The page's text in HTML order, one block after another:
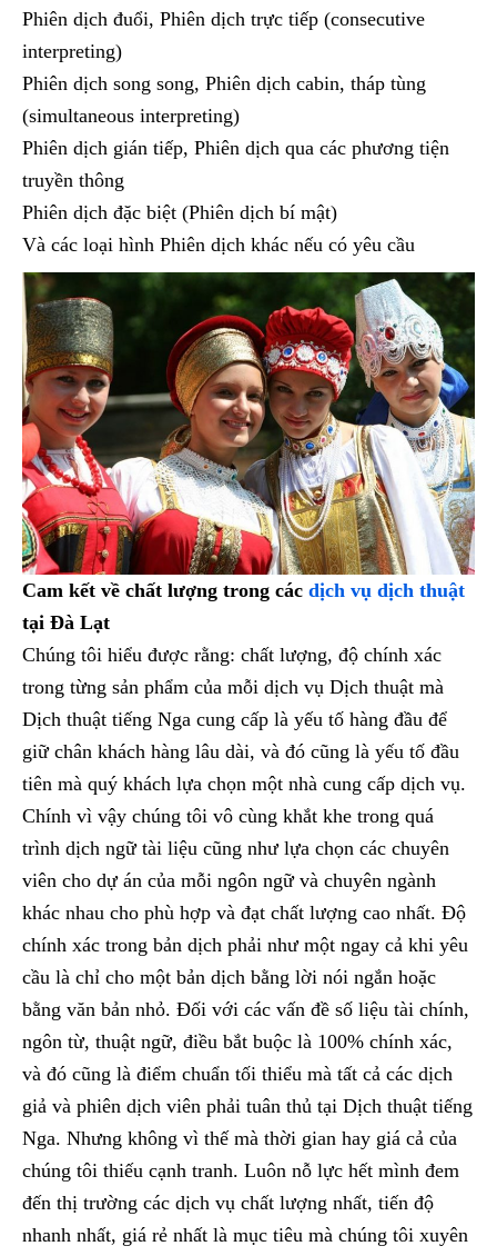
Phiên dịch đuổi, Phiên dịch trực tiếp (consecutive
interpreting)
Phiên dịch song song, Phiên dịch cabin, tháp tùng
(simultaneous interpreting)
Phiên dịch gián tiếp, Phiên dịch qua các phương tiện
truyền thông
Phiên dịch đặc biệt (Phiên dịch bí mật)
Và các loại hình Phiên dịch khác nếu có yêu cầu
Cam kết về chất lượng trong các dịch vụ dịch thuật
tại Đà Lạt
Chúng tôi hiểu được rằng: chất lượng, độ chính xác
trong từng sản phẩm của mỗi dịch vụ Dịch thuật mà
Dịch thuật tiếng Nga cung cấp là yếu tố hàng đầu để
giữ chân khách hàng lâu dài, và đó cũng là yếu tố đầu
tiên mà quý khách lựa chọn một nhà cung cấp dịch vụ.
Chính vì vậy chúng tôi vô cùng khắt khe trong quá
trình dịch ngữ tài liệu cũng như lựa chọn các chuyên
viên cho dự án của mỗi ngôn ngữ và chuyên ngành
khác nhau cho phù hợp và đạt chất lượng cao nhất. Độ
chính xác trong bản dịch phải như một ngay cả khi yêu
cầu là chỉ cho một bản dịch bằng lời nói ngắn hoặc
bằng văn bản nhỏ. Đối với các vấn đề số liệu tài chính,
ngôn từ, thuật ngữ, điều bắt buộc là 100% chính xác,
và đó cũng là điểm chuẩn tối thiểu mà tất cả các dịch
giả và phiên dịch viên phải tuân thủ tại Dịch thuật tiếng
Nga. Nhưng không vì thế mà thời gian hay giá cả của
chúng tôi thiếu cạnh tranh. Luôn nỗ lực hết mình đem
đến thị trường các dịch vụ chất lượng nhất, tiến độ
nhanh nhất, giá rẻ nhất là mục tiêu mà chúng tôi xuyên